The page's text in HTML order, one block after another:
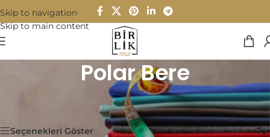
Skip to navigation
Skip to main content
Polar Bere
Polar/Polar Bere
13 sonucun tümü gösteriliyor
Seçenekleri Göster